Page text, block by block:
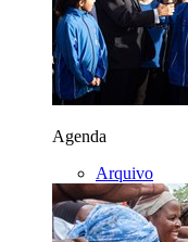
Agenda
Arquivo